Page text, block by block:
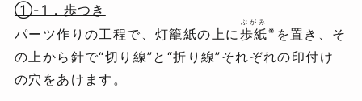
①-1．歩つき
パーツ作りの工程で、灯籠紙の上に 歩紙
ぶがみ
※ を置き、そ
の上から針で“切り線”と“折り線”それぞれの印付け
の穴をあけます。